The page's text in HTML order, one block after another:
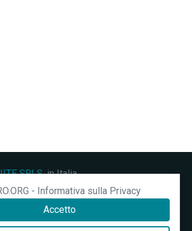
SRLS, in Italia.
- Informativa sulla Privacy
Accetto